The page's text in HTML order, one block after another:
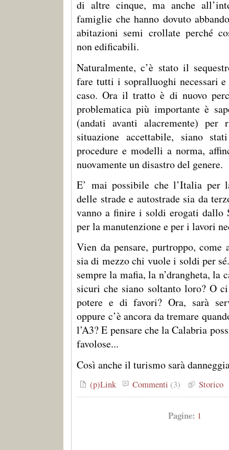
di altre cinque, ma anche
famiglie che hanno dovuto
abitazioni semi crollate perché
non edificabili.
Naturalmente, c’è stato il
fare tutti i sopralluoghi necessari
caso. Ora il tratto è di nuovo
problematica più importante è
(andati avanti alacremente) per
situazione accettabile, siano
procedure e modelli a norma,
nuovamente un disastro del genere.
E’ mai possibile che l’Italia per
delle strade e autostrade sia da
vanno a finire i soldi erogati dallo
per la manutenzione e per i lavori
Vien da pensare, purtroppo,
sia di mezzo chi vuole i soldi per
sempre la mafia, la n’drangheta, la
sicuri che siano soltanto loro? O
potere e di favori? Ora, sarà
oppure c’è ancora da tremare
l’A3? E pensare che la Calabria
favolose...
Così anche il turismo sarà
(p)Link Commenti (3) Storico
Pagine: 1